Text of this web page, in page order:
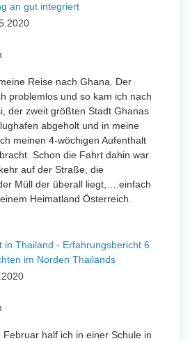
an gut integriert
Reise nach Ghana. Der
problemlos und so kam ich nach
der zweit größten Stadt Ghanas
abgeholt und in meine
meinen 4-wöchigen Aufenthalt
Schon die Fahrt dahin war
auf der Straße, die
Müll der überall liegt,….einfach
Heimatland Österreich.
in Thailand - Erfahrungsbericht 6
im Norden Thailands
Februar half ich in einer Schule in